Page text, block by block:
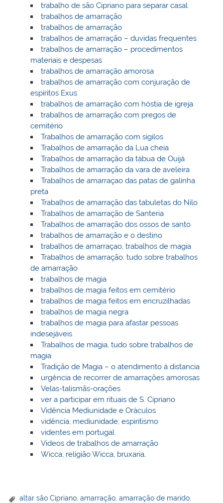
trabalho de são Cipriano para separar casal
trabalhos de amarração
trabalhos de amarração
trabalhos de amarração – duvidas frequentes
trabalhos de amarração – procedimentos
materiais e despesas
trabalhos de amarração amorosa
trabalhos de amarração com conjuração de
espíritos Exus
trabalhos de amarração com hóstia de igreja
trabalhos de amarração com pregos de
cemitério
Trabalhos de amarração com sigilos
Trabalhos de amarração da Lua cheia
Trabalhos de amarração da tábua de Ouijá
Trabalhos de amarração da vara de aveleira
Trabalhos de amarraçao das patas de galinha
preta
Trabalhos de amarração das tabuletas do Nilo
Trabalhos de amarração de Santeria
Trabalhos de amarração dos ossos de santo
trabalhos de amarração e o destino
trabalhos de amarraçao, trabalhos de magia
Trabalhos de amarração, tudo sobre trabalhos
de amarração
trabalhos de magia
trabalhos de magia feitos em cemitério
trabalhos de magia feitos em encruzilhadas
trabalhos de magia negra
trabalhos de magia para afastar pessoas
indesejáveis
Trabalhos de magia, tudo sobre trabalhos de
magia
Tradição de Magia – o atendimento á distancia
urgência de recorrer de amarrações amorosas
Velas-talismãs-orações
ver a participar em rituais de S. Cipriano
Vidência Mediunidade e Oráculos
vidência, mediunidade, espiritismo
videntes em portugal
Videos de trabalhos de amarração
Wicca, religião Wicca, bruxaria,
altar são Cipriano,amarração,amarração de marido,